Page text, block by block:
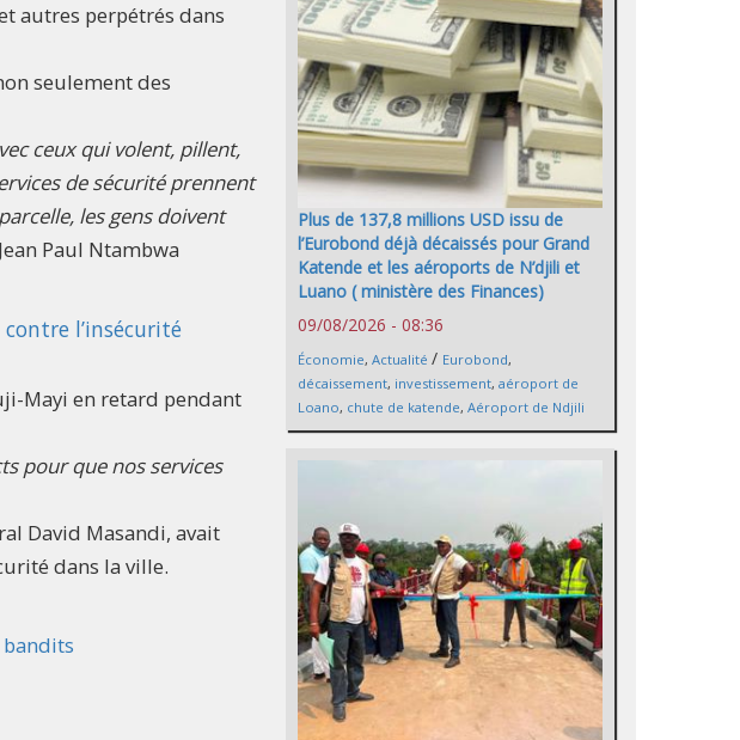
autres perpétrés dans
seulement des
ceux qui volent, pillent,
de sécurité prennent
les gens doivent
Paul Ntambwa
l’insécurité
Mayi en retard pendant
pour que nos services
David Masandi, avait
dans la ville.
Plus de 137,8 millions USD issu de
l’Eurobond déjà décaissés pour Grand
Katende et les aéroports de N’djili et
Luano ( ministère des Finances)
09/08/2026 - 08:36
Économie, Actualité / Eurobond,
décaissement, investissement, aéroport de
Loano, chute de katende, Aéroport de Ndjili